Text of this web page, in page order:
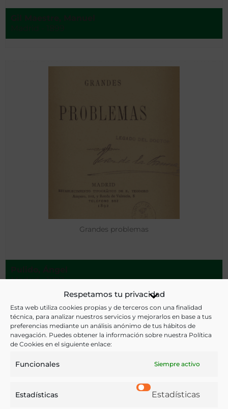
Respetamos tu privacidad
Esta web utiliza cookies propias y de terceros con una finalidad
técnica, para analizar nuestros servicios y mejorarlos en base a tus
preferencias mediante un análisis anónimo de tus hábitos de
navegación. Puedes obtener la información sobre nuestra Política
de Cookies en el siguiente enlace:
Funcionales Siempre activo
Estadísticas Estadísticas
Grandes problemas
Madrid - 1892